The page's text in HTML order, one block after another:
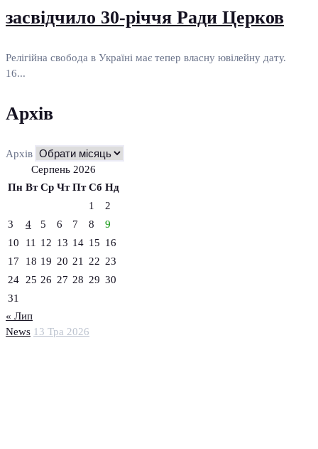
News 13 Тра 2026
засвідчило 30-річчя Ради Церков
Релігійна свобода в Україні має тепер власну ювілейну дату.
16...
Архів
Архів
Серпень 2026
Пн Вт Ср Чт Пт Сб Нд
1
2
3
4 5 6 7 8
9
10
11 12 13 14 15 16
17
18 19 20 21 22 23
24
25 26 27 28 29 30
31
« Лип